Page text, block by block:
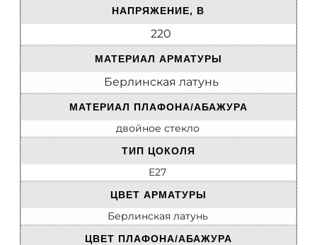
НАПРЯЖЕНИЕ, В
220
МАТЕРИАЛ АРМАТУРЫ
Берлинская латунь
МАТЕРИАЛ ПЛАФОНА/АБАЖУРА
двойное стекло
ТИП ЦОКОЛЯ
E27
ЦВЕТ АРМАТУРЫ
Берлинская латунь
ЦВЕТ ПЛАФОНА/АБАЖУРА